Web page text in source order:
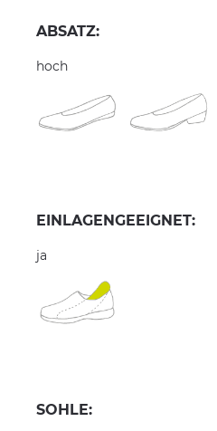
ABSATZ:
hoch
EINLAGENGEEIGNET:
ja
SOHLE: